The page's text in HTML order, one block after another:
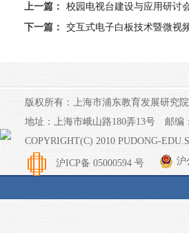
上一篇：
校园电视台建设与应用研讨
下一篇：
交互式电子白板技术暨微视
版权所有：上海市浦东教育发展研究
地址：上海市峨山路180弄13号 邮编
COPYRIGHT(C) 2010 PUDONG-
沪ICP备 05000594 号 沪